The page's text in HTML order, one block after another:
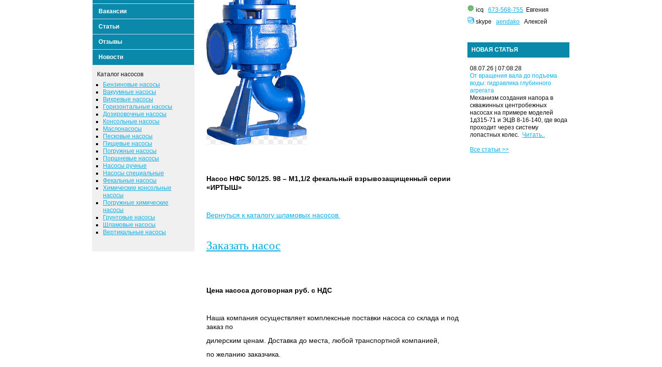
Вакансии
Статьи
Отзывы
Новости
Каталог насосов
Бензиновые насосы
Вакуумные насосы
Вихревые насосы
Горизонтальные насосы
Дозировочные насосы
Консольные насосы
Маслонасосы
Песковые насосы
Пищевые насосы
Погружные насосы
Поршневые насосы
Насосы ручные
Насосы специальные
Фекальные насосы
Химические консольные
насосы
Погружные химические
насосы
Грунтовые насосы
Шламовые насосы
Вертикальные насосы
Насос НФС 50/125. 98 – М1,1/2 фекальный взрывозащищенный серии
«ИРТЫШ»
Вернуться к каталогу шламовых насосов
Заказать насос
Цена насоса договорная руб. с НДС
Наша компания осуществляет комплексные поставки насоса со склада и под
заказ по
дилерским ценам. Доставка до места, любой транспортной компанией,
по желанию заказчика.
icq673-568-755 Евгения
skypeaendako Алексей
НОВАЯ СТАТЬЯ
08.07.26 | 07:08:28
От вращения вала до подъема
воды: гидравлика глубинного
агрегата
Механизм создания напора в
скважинных центробежных
насосах на примере моделей
1д315-71 и ЭЦВ 8-16-140, где вода
проходит через систему
лопастных колес. Читать..
Все статьи >>